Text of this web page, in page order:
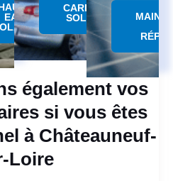
EAU
CARPORT
SOLAIRE
également vos
si vous êtes
à Châteauneuf-
Loire